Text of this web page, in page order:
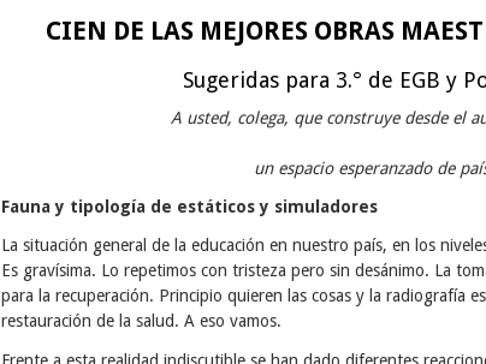
CIEN DE LAS MEJORES OBRAS
Sugeridas para 3.° de EGB y
A usted, colega, que construye desde el
un espacio esperanzado de
Fauna y tipología de estáticos y simuladores
La situación general de la educación en nuestro país, en los
Es gravísima. Lo repetimos con tristeza pero sin desánimo. La
para la recuperación. Principio quieren las cosas y la radiografía
restauración de la salud. A eso vamos.
Frente a esta realidad indiscutible se han dado diferentes